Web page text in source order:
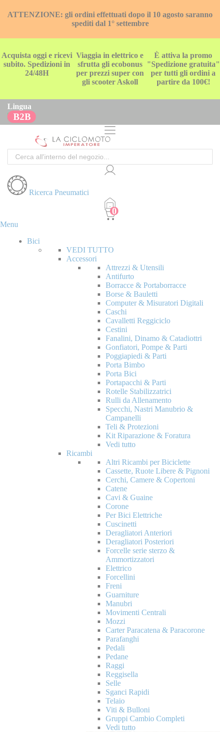
ATTENZIONE: gli ordini effettuati dopo il 10 agosto saranno
spediti dal 1° settembre
Acquista oggi e ricevi
subito. Spedizioni in
24/48H
Viaggia in elettrico e
sfrutta gli ecobonus
per prezzi super con
gli scooter Askoll
È attiva la promo
"Spedizione gratuita"
per tutti gli ordini a
partire da 100€!
Lingua
B2B
Cerca
Ricerca Pneumatici
Menu
Bici
VEDI TUTTO
Accessori
Attrezzi & Utensili
Antifurto
Borracce & Portaborracce
Borse & Bauletti
Computer & Misuratori Digitali
Caschi
Cavalletti Reggiciclo
Cestini
Fanalini, Dinamo & Catadiottri
Gonfiatori, Pompe & Parti
Poggiapiedi & Parti
Porta Bimbo
Porta Bici
Portapacchi & Parti
Rotelle Stabilizzatrici
Rulli da Allenamento
Specchi, Nastri Manubrio &
Campanelli
Teli & Protezioni
Kit Riparazione & Foratura
Vedi tutto
Ricambi
Altri Ricambi per Biciclette
Cassette, Ruote Libere & Pignoni
Cerchi, Camere & Copertoni
Catene
Cavi & Guaine
Corone
Per Bici Elettriche
Cuscinetti
Deragliatori Anteriori
Deragliatori Posteriori
Forcelle serie sterzo &
Ammortizzatori
Elettrico
Forcellini
Freni
Guarniture
Manubri
Movimenti Centrali
Mozzi
Carter Paracatena & Paracorone
Parafanghi
Pedali
Pedane
Raggi
Reggisella
Selle
Sganci Rapidi
Telaio
Viti & Bulloni
Gruppi Cambio Completi
Vedi tutto